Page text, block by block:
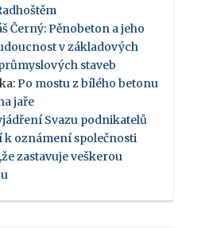
Černý: Pěnobeton a jeho
v základových
staveb
: Po mostu z bílého betonu
jaře
Svazu podnikatelů
k oznámení společnosti
zastavuje veškerou